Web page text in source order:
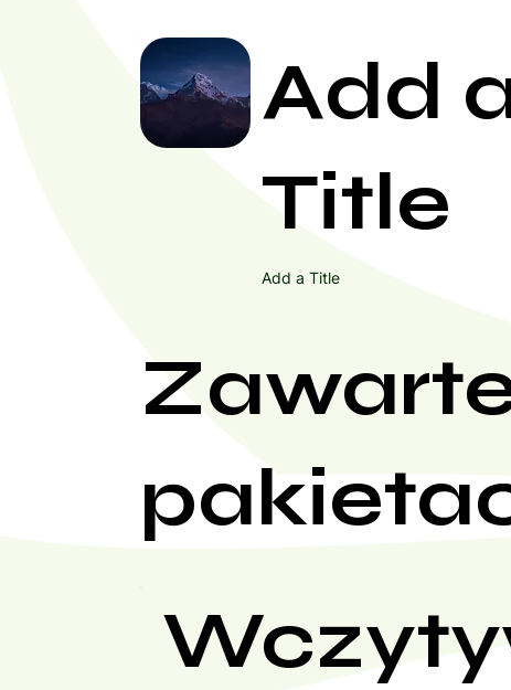
Add
Title
Add a Title